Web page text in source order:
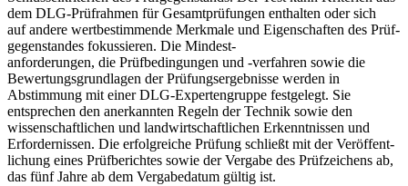
dem DLG-Prüfrahmen für Gesamtprüfungen enthalten oder sich
auf andere wertbestimmende Merkmale und Eigenschaften des Prüf­
gegenstandes fokussieren. Die Mindest-
anforderungen, die Prüf­bedingungen und -verfahren sowie die
Bewertungsgrundlagen der Prüfungsergebnisse werden in
Abstimmung mit einer DLG-Expertengruppe festgelegt. Sie
entsprechen den anerkannten Regeln der Technik sowie den
wissenschaft­lichen und landwirtschaftlichen Erkenntnissen und
Erfordernissen. Die erfolgreiche Prüfung schließt mit der Veröffent­
lichung eines Prüfberichtes sowie der Vergabe des Prüf­zeichens ab,
das fünf Jahre ab dem Vergabedatum gültig ist.